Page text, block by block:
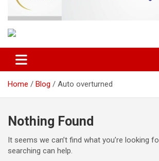
Chhattisgarh Star
Home Blog Auto overturned
Nothing Found
It seems we can’t find what you’re looking
searching can help.